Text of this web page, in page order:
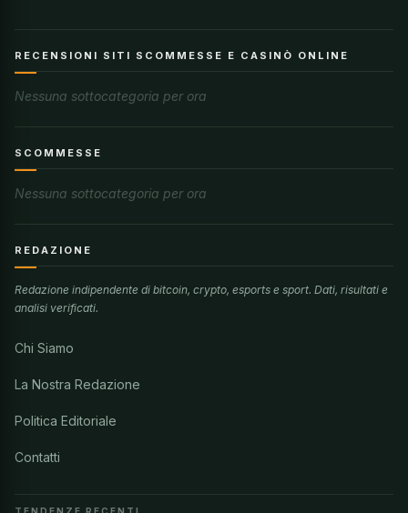
RECENSIONI SITI SCOMMESSE E CASINÒ ONLINE
Nessuna sottocategoria per ora
SCOMMESSE
Nessuna sottocategoria per ora
REDAZIONE
Redazione indipendente di bitcoin, crypto, esports e sport. Dati, risultati e
analisi verificati.
Chi Siamo
La Nostra Redazione
Politica Editoriale
Contatti